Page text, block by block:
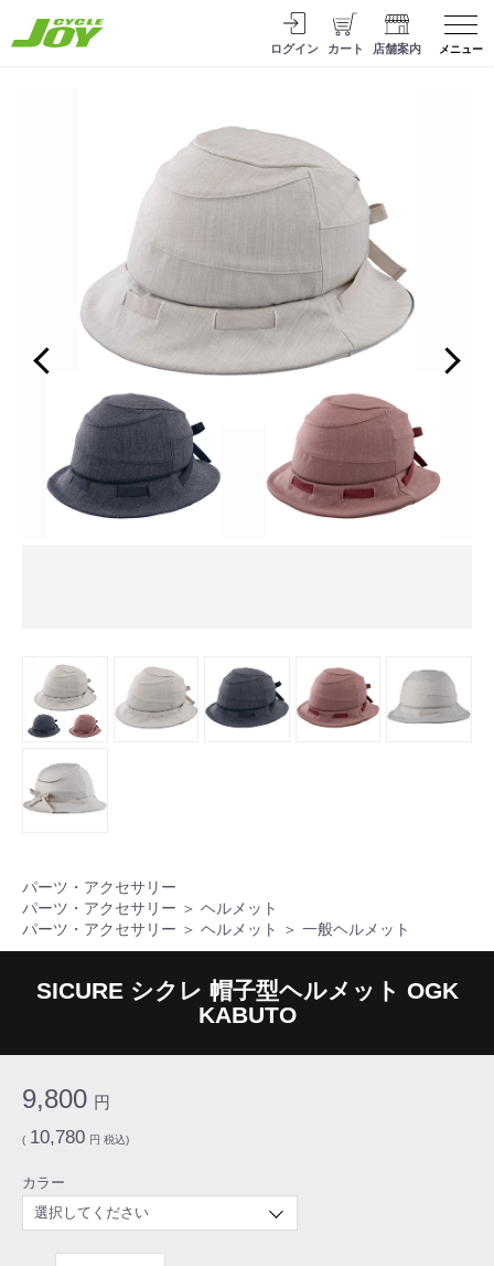
ログイン カート 店舗案内 メニュー
パーツ・アクセサリー
パーツ・アクセサリー ＞ ヘルメット
パーツ・アクセサリー ＞ ヘルメット ＞ 一般ヘルメット
SICURE シクレ 帽子型ヘルメット OGK
KABUTO
9,800 円
( 10,780 円 税込)
カラー